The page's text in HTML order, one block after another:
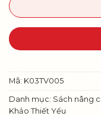
Mã: K03TV005
Danh mục: Sách nâng
Khảo Thiết Yếu